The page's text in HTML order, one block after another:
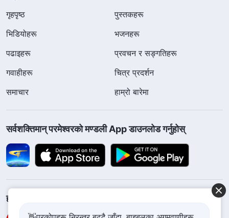
गृहपृष्ठ
पुस्तकहरू
भिडियोहरू
भजनहरू
पढाइहरू
प्रवचन र सङ्गतिहरू
गवाहीहरू
चित्र प्रदर्शन
समाचार
हाम्रो बारेमा
सर्वशक्तिमान्‌ परमेश्‍वरको मण्डली App डाउनलोड गर्नुहोस्
हामीलाई फलो गर्नुहोस्